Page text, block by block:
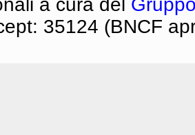
a cura del
35124 (BNCF